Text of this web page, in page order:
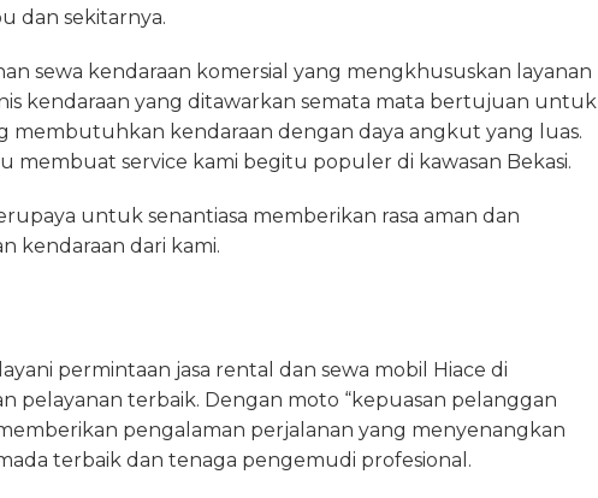
dan sekitarnya.
sewa kendaraan komersial yang mengkhususkan layanan
kendaraan yang ditawarkan semata mata bertujuan untuk
membutuhkan kendaraan dengan daya angkut yang luas.
service kami begitu populer di kawasan Bekasi.
untuk senantiasa memberikan rasa aman dan
kendaraan dari kami.
permintaan jasa rental dan sewa mobil Hiace di
pelayanan terbaik. Dengan moto “kepuasan pelanggan
pengalaman perjalanan yang menyenangkan
terbaik dan tenaga pengemudi profesional.